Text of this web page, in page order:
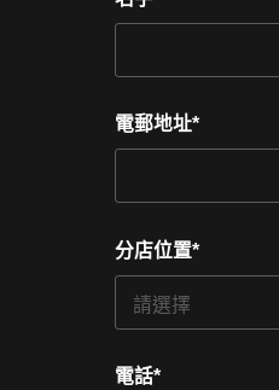
電郵地址*
分店位置*
電話*